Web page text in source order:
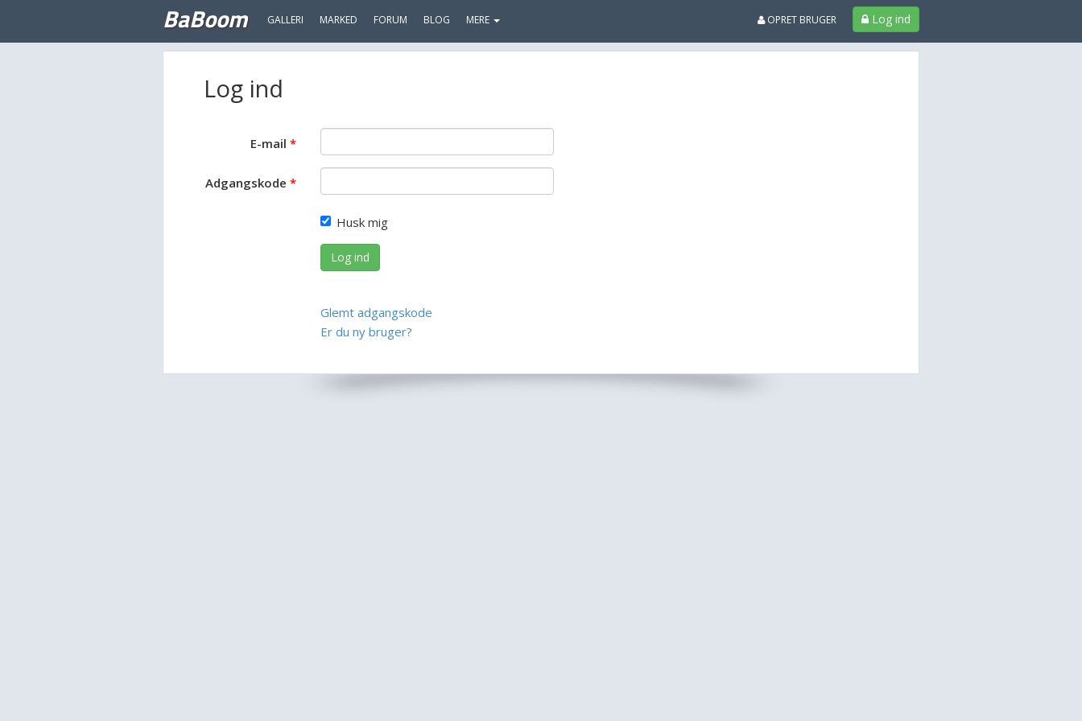
BaBoom GALLERI MARKED FORUM BLOG MERE Log ind
OPRET BRUGER
Log ind
E-mail
Adgangskode
Husk mig
Log ind
Glemt adgangskode
Er du ny bruger?